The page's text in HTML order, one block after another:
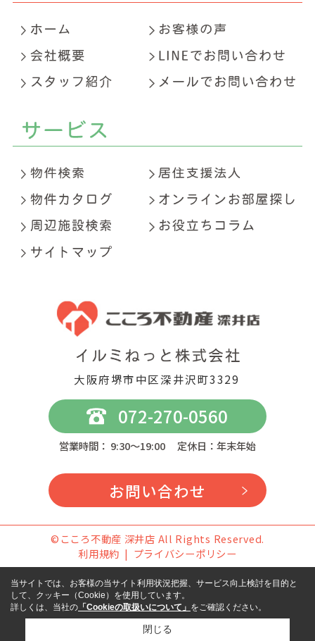
大阪府堺市中区深井沢町3329
072-270-0560
営業時間： 9:30～19:00 定休日：年末年始
お問い合わせ
©こころ不動産 深井店 All Rights Reserved.
利用規約
プライバシーポリシー
当サイトでは、お客様の当サイト利用状況把握、サービス向上検討を目的と
して、クッキー（Cookie）を使用しています。
詳しくは、当社の 「Cookieの取扱いについて」 をご確認ください。
閉じる